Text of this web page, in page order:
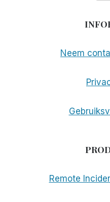
Neem
Remote